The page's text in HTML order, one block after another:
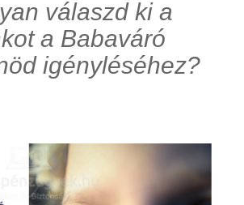
válaszd ki a
a Babaváró
igényléséhez?